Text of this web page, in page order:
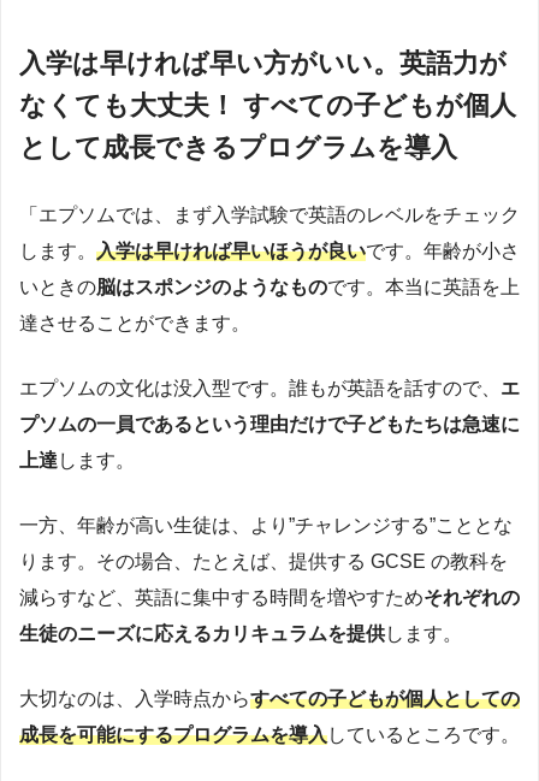
入学は早ければ早い方がいい。英語力が
なくても大丈夫！ すべての子どもが個人
として成長できるプログラムを導入
「エプソムでは、まず入学試験で英語のレベルをチェック
します。 入学は早ければ早いほうが良いです。年齢が小さ
いときの脳はスポンジのようなものです。本当に英語を上
達させることができます。
エプソムの文化は没入型です。誰もが英語を話すので、 エ
プソムの一員であるという理由だけで子どもたちは急速に
上達 します。
一方、年齢が高い生徒は、より”チャレンジする”こととな
ります。その場合、たとえば、提供する GCSE の教科を
減らすなど、英語に集中する時間を増やすためそれぞれの
生徒のニーズに応えるカリキュラムを提供します。
大切なのは、入学時点からすべての子どもが個人としての
成長を可能にするプログラムを導入しているところです。